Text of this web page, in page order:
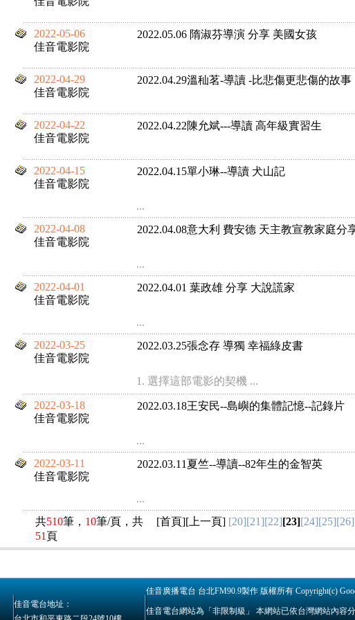
2022-05-06
佳音電影院
2022.05.06 隋淑芬導演 分享 美國女孩
2022-04-29
佳音電影院
2022.04.29溫秈茗-導讀 -比悲傷更悲傷的故事
2022-04-22
佳音電影院
2022.04.22陳允斌---導讀 高年級實習生
2022-04-15
佳音電影院
2022.04.15單小琳--導讀 犬山記
...
2022-04-08
佳音電影院
2022.04.08意大利 費安德 天主教宣教家庭分
...
2022-04-01
佳音電影院
2022.04.01 葉政雄 分享 大說謊家
...
2022-03-25
佳音電影院
2022.03.25張念存 導獨 幸福綠皮書
1. 選擇這部電影的契機 ...
2022-03-18
佳音電影院
2022.03.18王安民--島嶼的集體記憶--記錄片
...
2022-03-11
佳音電影院
2022.03.11夏竺--導讀--82年生的金智英
...
共510筆， 10筆/頁，共
51 頁
[首頁][上一頁] [20][21][22][23][24][25][26]
佳音電台地址：
佳音廣播電台 台北FM90.9製作 版權所有 Copyright(c)
佳音電台網站為「非限制級」 本網站已依台灣網站內容